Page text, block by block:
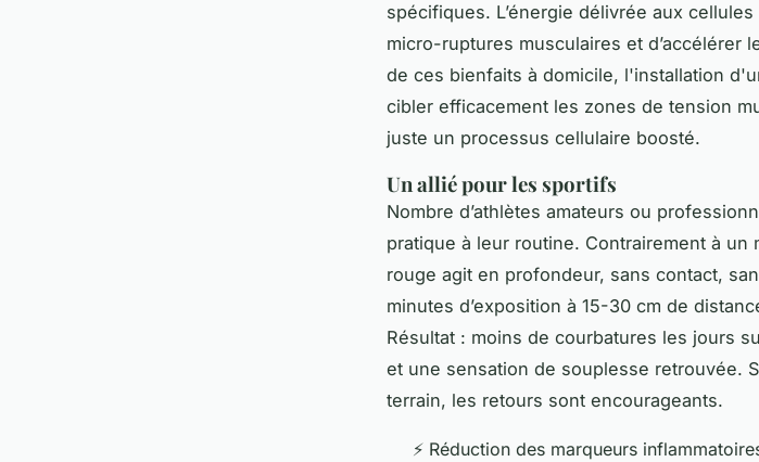
spécifiques. L’énergie délivrée aux
micro-ruptures musculaires et d’accélérer
de ces bienfaits à domicile, l'installation
cibler efficacement les zones de tension
juste un processus cellulaire boosté.
Un allié pour les sportifs
Nombre d’athlètes amateurs ou
pratique à leur routine. Contrairement à un
rouge agit en profondeur, sans contact,
minutes d’exposition à 15-30 cm de
Résultat : moins de courbatures les jours
et une sensation de souplesse retrouvée.
terrain, les retours sont encourageants.
⚡ Réduction des marqueurs